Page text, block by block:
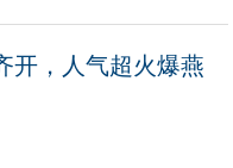
开，人气超火爆燕